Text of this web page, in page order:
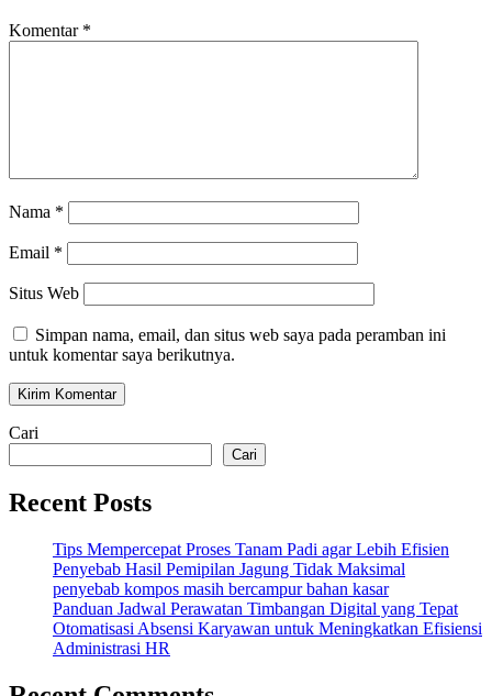
Komentar *
Nama *
Email *
Situs Web
Simpan nama, email, dan situs web saya pada peramban ini
untuk komentar saya berikutnya.
Cari
Cari
Recent Posts
Tips Mempercepat Proses Tanam Padi agar Lebih Efisien
Penyebab Hasil Pemipilan Jagung Tidak Maksimal
penyebab kompos masih bercampur bahan kasar
Panduan Jadwal Perawatan Timbangan Digital yang Tepat
Otomatisasi Absensi Karyawan untuk Meningkatkan Efisiensi
Administrasi HR